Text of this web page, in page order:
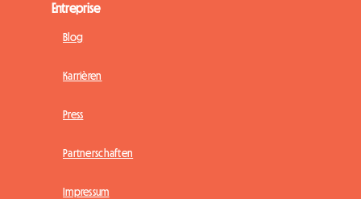
Entreprise
Blog
Karrièren
Press
Partnerschaften
Impressum